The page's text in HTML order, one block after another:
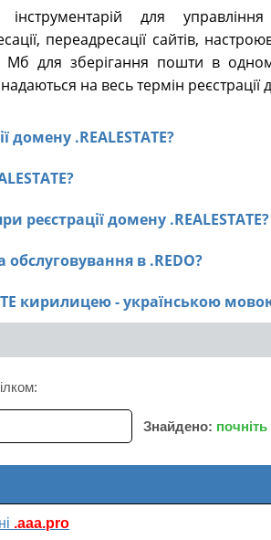
інструментарій для
переадресації сайтів,
Мб для зберігання пошти в
на весь термін реєстрації
домену .REALESTATE?
домену .REALESTATE?
обслуговування в .REDO?
кирилицею - українською
Знайдено:
.aaa.pro